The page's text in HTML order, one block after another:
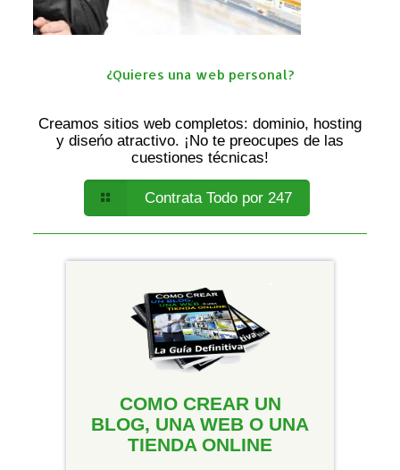
¿Quieres una web personal?
Creamos sitios web completos: dominio, hosting
y diseńo atractivo. ¡No te preocupes de las
cuestiones técnicas!
Contrata Todo por 247
COMO CREAR UN
BLOG, UNA WEB O UNA
TIENDA ONLINE